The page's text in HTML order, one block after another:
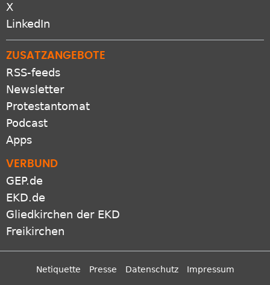
X
LinkedIn
ZUSATZANGEBOTE
RSS-feeds
Newsletter
Protestantomat
Podcast
Apps
VERBUND
GEP.de
EKD.de
Gliedkirchen der EKD
Freikirchen
Netiquette Presse Datenschutz Impressum